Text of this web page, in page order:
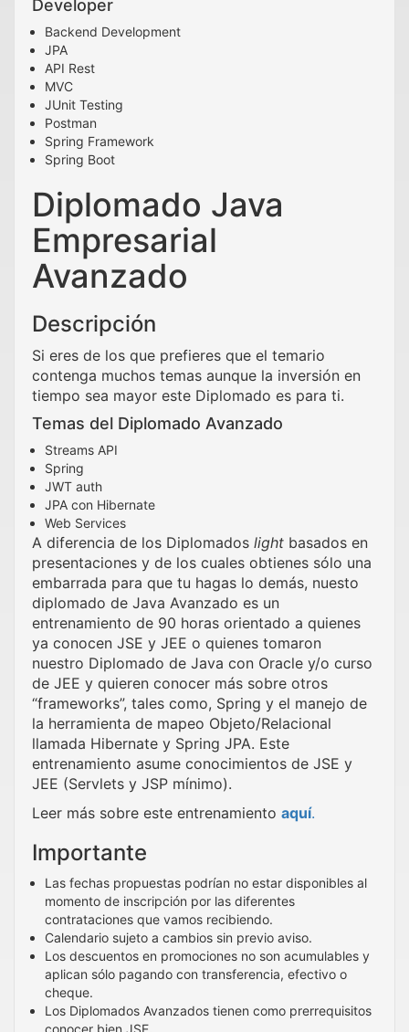
Developer
Backend Development
JPA
API Rest
MVC
JUnit Testing
Postman
Spring Framework
Spring Boot
Diplomado Java
Empresarial
Avanzado
Descripción
Si eres de los que prefieres que el temario
contenga muchos temas aunque la inversión en
tiempo sea mayor este Diplomado es para ti.
Temas del Diplomado Avanzado
Streams API
Spring
JWT auth
JPA con Hibernate
Web Services
A diferencia de los Diplomados light basados en
presentaciones y de los cuales obtienes sólo una
embarrada para que tu hagas lo demás, nuesto
diplomado de Java Avanzado es un
entrenamiento de 90 horas orientado a quienes
ya conocen JSE y JEE o quienes tomaron
nuestro Diplomado de Java con Oracle y/o curso
de JEE y quieren conocer más sobre otros
“frameworks”, tales como, Spring y el manejo de
la herramienta de mapeo Objeto/Relacional
llamada Hibernate y Spring JPA. Este
entrenamiento asume conocimientos de JSE y
JEE (Servlets y JSP mínimo).
Leer más sobre este entrenamiento aquí.
Importante
Las fechas propuestas podrían no estar disponibles al
momento de inscripción por las diferentes
contrataciones que vamos recibiendo.
Calendario sujeto a cambios sin previo aviso.
Los descuentos en promociones no son acumulables y
aplican sólo pagando con transferencia, efectivo o
cheque.
Los Diplomados Avanzados tienen como prerrequisitos